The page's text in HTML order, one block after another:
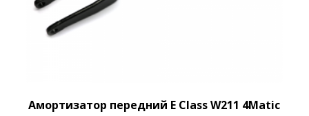
Амортизатор передний E Class W211 4Matic